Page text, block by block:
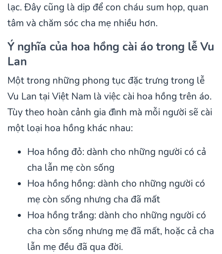
lạc. Đây cũng là dịp để con cháu sum họp, quan
tâm và chăm sóc cha mẹ nhiều hơn.
Ý nghĩa của hoa hồng cài áo trong lễ Vu
Lan
Một trong những phong tục đặc trưng trong lễ
Vu Lan tại Việt Nam là việc cài hoa hồng trên áo.
Tùy theo hoàn cảnh gia đình mà mỗi người sẽ cài
một loại hoa hồng khác nhau:
Hoa hồng đỏ: dành cho những người có cả
cha lẫn mẹ còn sống
Hoa hồng hồng: dành cho những người có
mẹ còn sống nhưng cha đã mất
Hoa hồng trắng: dành cho những người có
cha còn sống nhưng mẹ đã mất, hoặc cả cha
lẫn mẹ đều đã qua đời.